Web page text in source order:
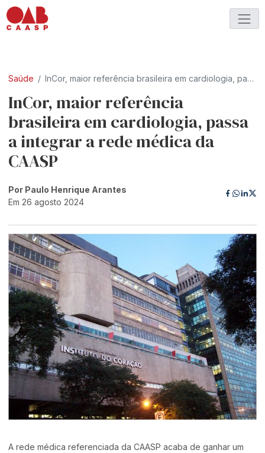
Saúde InCor, maior referência brasileira em cardiologia, passa a integrar a rede médic...
InCor, maior referência
brasileira em cardiologia, passa
a integrar a rede médica da
CAASP
Por Paulo Henrique Arantes
Em 26 agosto 2024
A rede médica referenciada da CAASP acaba de ganhar um